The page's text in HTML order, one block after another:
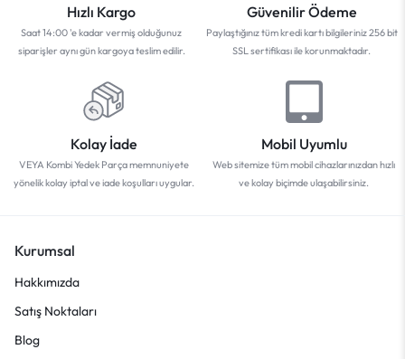
Hızlı Kargo
Saat 14:00 'e kadar vermiş olduğunuz
siparişler aynı gün kargoya teslim edilir.
Güvenilir Ödeme
Paylaştığınız tüm kredi kartı bilgileriniz 256 bit
SSL sertifikası ile korunmaktadır.
Kolay İade
VEYA Kombi Yedek Parça memnuniyete
yönelik kolay iptal ve iade koşulları uygular.
Mobil Uyumlu
Web sitemize tüm mobil cihazlarınızdan hızlı
ve kolay biçimde ulaşabilirsiniz.
Kurumsal
Hakkımızda
Satış Noktaları
Blog